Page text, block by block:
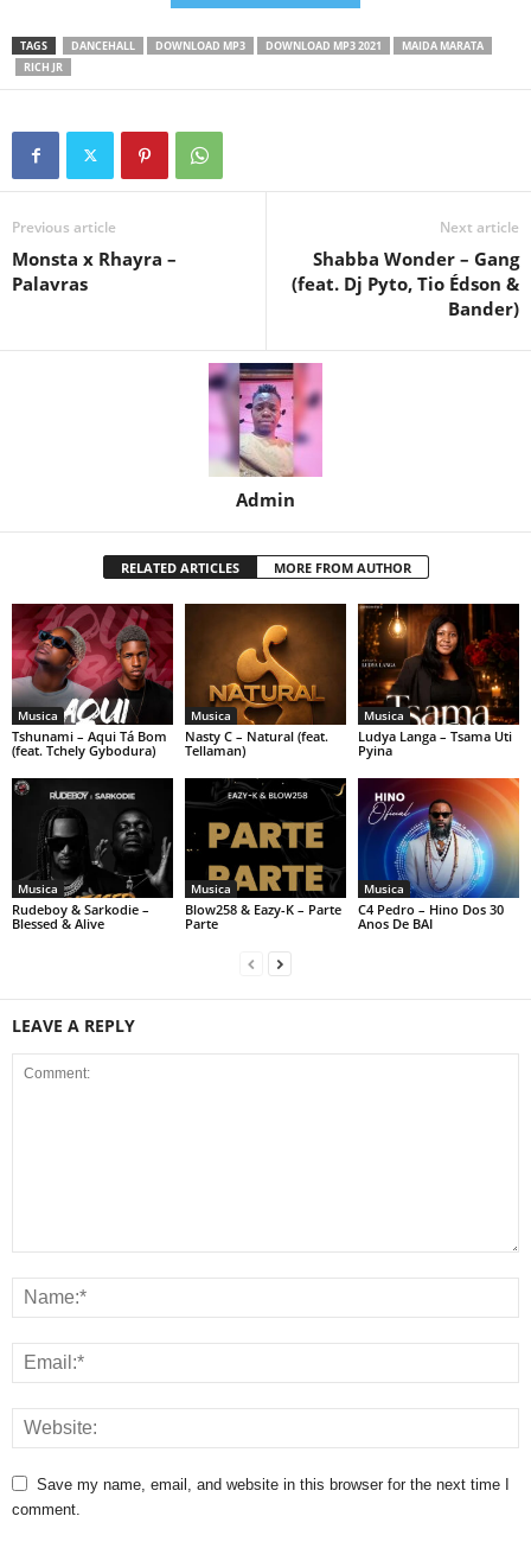
TAGS DANCEHALL DOWNLOAD MP3 DOWNLOAD MP3 2021
MAIDA MARATA
RICH JR
Previous article
Monsta x Rhayra –
Palavras
Next article
Shabba Wonder – Gang
(feat. Dj Pyto, Tio Édson &
Bander)
Admin
RELATED ARTICLES MORE FROM AUTHOR
Musica
Tshunami – Aqui Tá Bom
(feat. Tchely Gybodura)
Musica
Nasty C – Natural (feat.
Tellaman)
Musica
Ludya Langa – Tsama Uti
Pyina
Musica
Rudeboy & Sarkodie –
Blessed & Alive
Musica
Blow258 & Eazy-K – Parte
Parte
Musica
C4 Pedro – Hino Dos 30
Anos De BAI
LEAVE A REPLY
Save my name, email, and website in this browser for the next time I
comment.